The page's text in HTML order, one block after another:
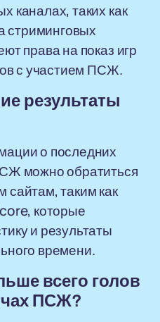
каналах, таких как
стриминговых
права на показ игр
с участием ПСЖ.
результаты
о последних
можно обратиться
сайтам, таким как
которые
и результаты
времени.
всего голов
ПСЖ?